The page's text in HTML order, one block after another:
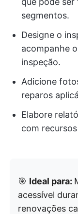
segmentos.
Designe o
acompanhe
inspeção.
Adicione
reparos
Elabore
com
🎯 Ideal para:
acessível
renovações